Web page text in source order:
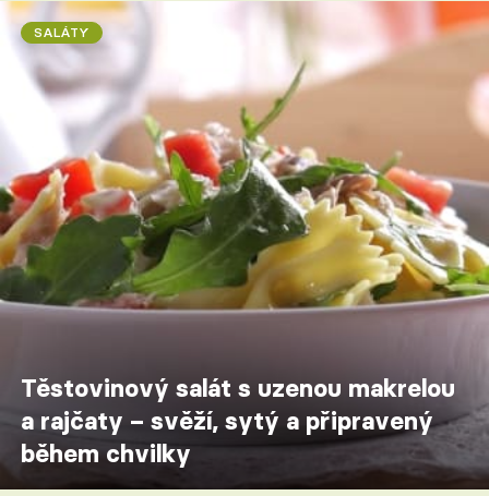
SALÁTY
Těstovinový salát s uzenou makrelou
a rajčaty – svěží, sytý a připravený
během chvilky